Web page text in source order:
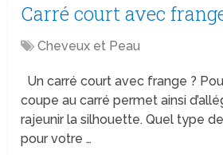
Carré court avec
Cheveux et Peau
Un carré court avec frange ?
coupe au carré permet ainsi
rajeunir la silhouette. Quel type
pour votre …